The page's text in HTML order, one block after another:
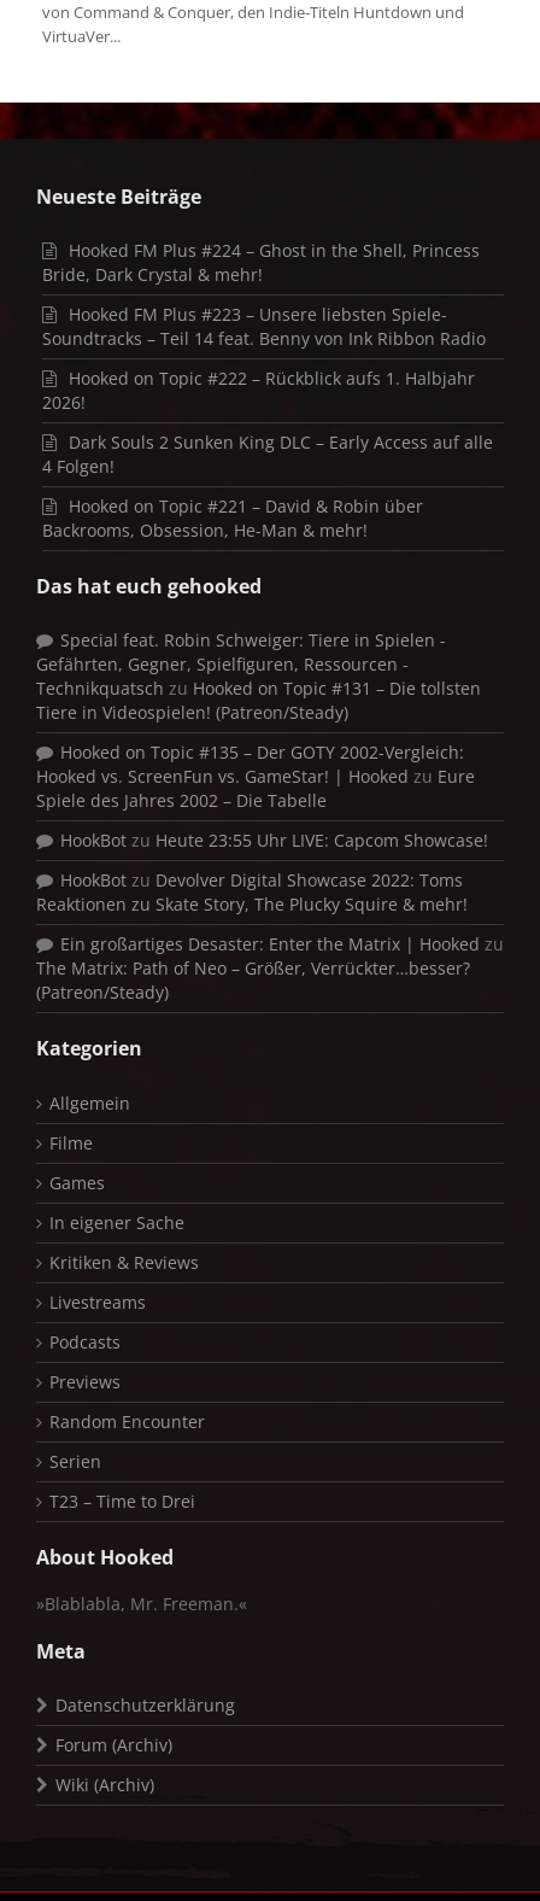
von Command & Conquer, den Indie-Titeln Huntdown und
VirtuaVer...
Neueste Beiträge
Hooked FM Plus #224 – Ghost in the Shell, Princess
Bride, Dark Crystal & mehr!
Hooked FM Plus #223 – Unsere liebsten Spiele-
Soundtracks – Teil 14 feat. Benny von Ink Ribbon Radio
Hooked on Topic #222 – Rückblick aufs 1. Halbjahr
2026!
Dark Souls 2 Sunken King DLC – Early Access auf alle
4 Folgen!
Hooked on Topic #221 – David & Robin über
Backrooms, Obsession, He-Man & mehr!
Das hat euch gehooked
Special feat. Robin Schweiger: Tiere in Spielen -
Gefährten, Gegner, Spielfiguren, Ressourcen -
Technikquatsch zu Hooked on Topic #131 – Die tollsten
Tiere in Videospielen! (Patreon/Steady)
Hooked on Topic #135 – Der GOTY 2002-Vergleich:
Hooked vs. ScreenFun vs. GameStar! | Hooked zu Eure
Spiele des Jahres 2002 – Die Tabelle
HookBot zu Heute 23:55 Uhr LIVE: Capcom Showcase!
HookBot zu Devolver Digital Showcase 2022: Toms
Reaktionen zu Skate Story, The Plucky Squire & mehr!
Ein großartiges Desaster: Enter the Matrix | Hooked zu
The Matrix: Path of Neo – Größer, Verrückter…besser?
(Patreon/Steady)
Kategorien
Allgemein
Filme
Games
In eigener Sache
Kritiken & Reviews
Livestreams
Podcasts
Previews
Random Encounter
Serien
T23 – Time to Drei
About Hooked
»Blablabla, Mr. Freeman.«
Meta
Datenschutzerklärung
Forum (Archiv)
Wiki (Archiv)